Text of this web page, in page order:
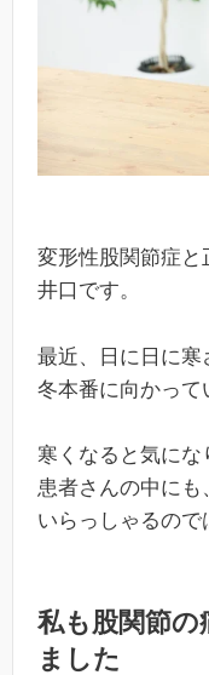
変形性股関節症と
井口です。
最近、日に日に寒
冬本番に向かって
寒くなると気にな
患者さんの中に
いらっしゃるので
私も股関節
ました